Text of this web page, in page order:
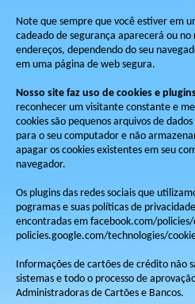
Note que sempre que você estiver em
cadeado de segurança aparecerá ou
endereços, dependendo do seu
em uma página de web segura.
Nosso site faz uso de cookies e
reconhecer um visitante constante e
cookies são pequenos arquivos de
para o seu computador e não
apagar os cookies existentes em seu
navegador.
Os plugins das redes sociais que
pogramas e suas políticas de
encontradas em facebook.com/
policies.google.com/technologies/
Informações de cartões de crédito não
sistemas e todo o processo de
Administradoras de Cartões e Bancos.